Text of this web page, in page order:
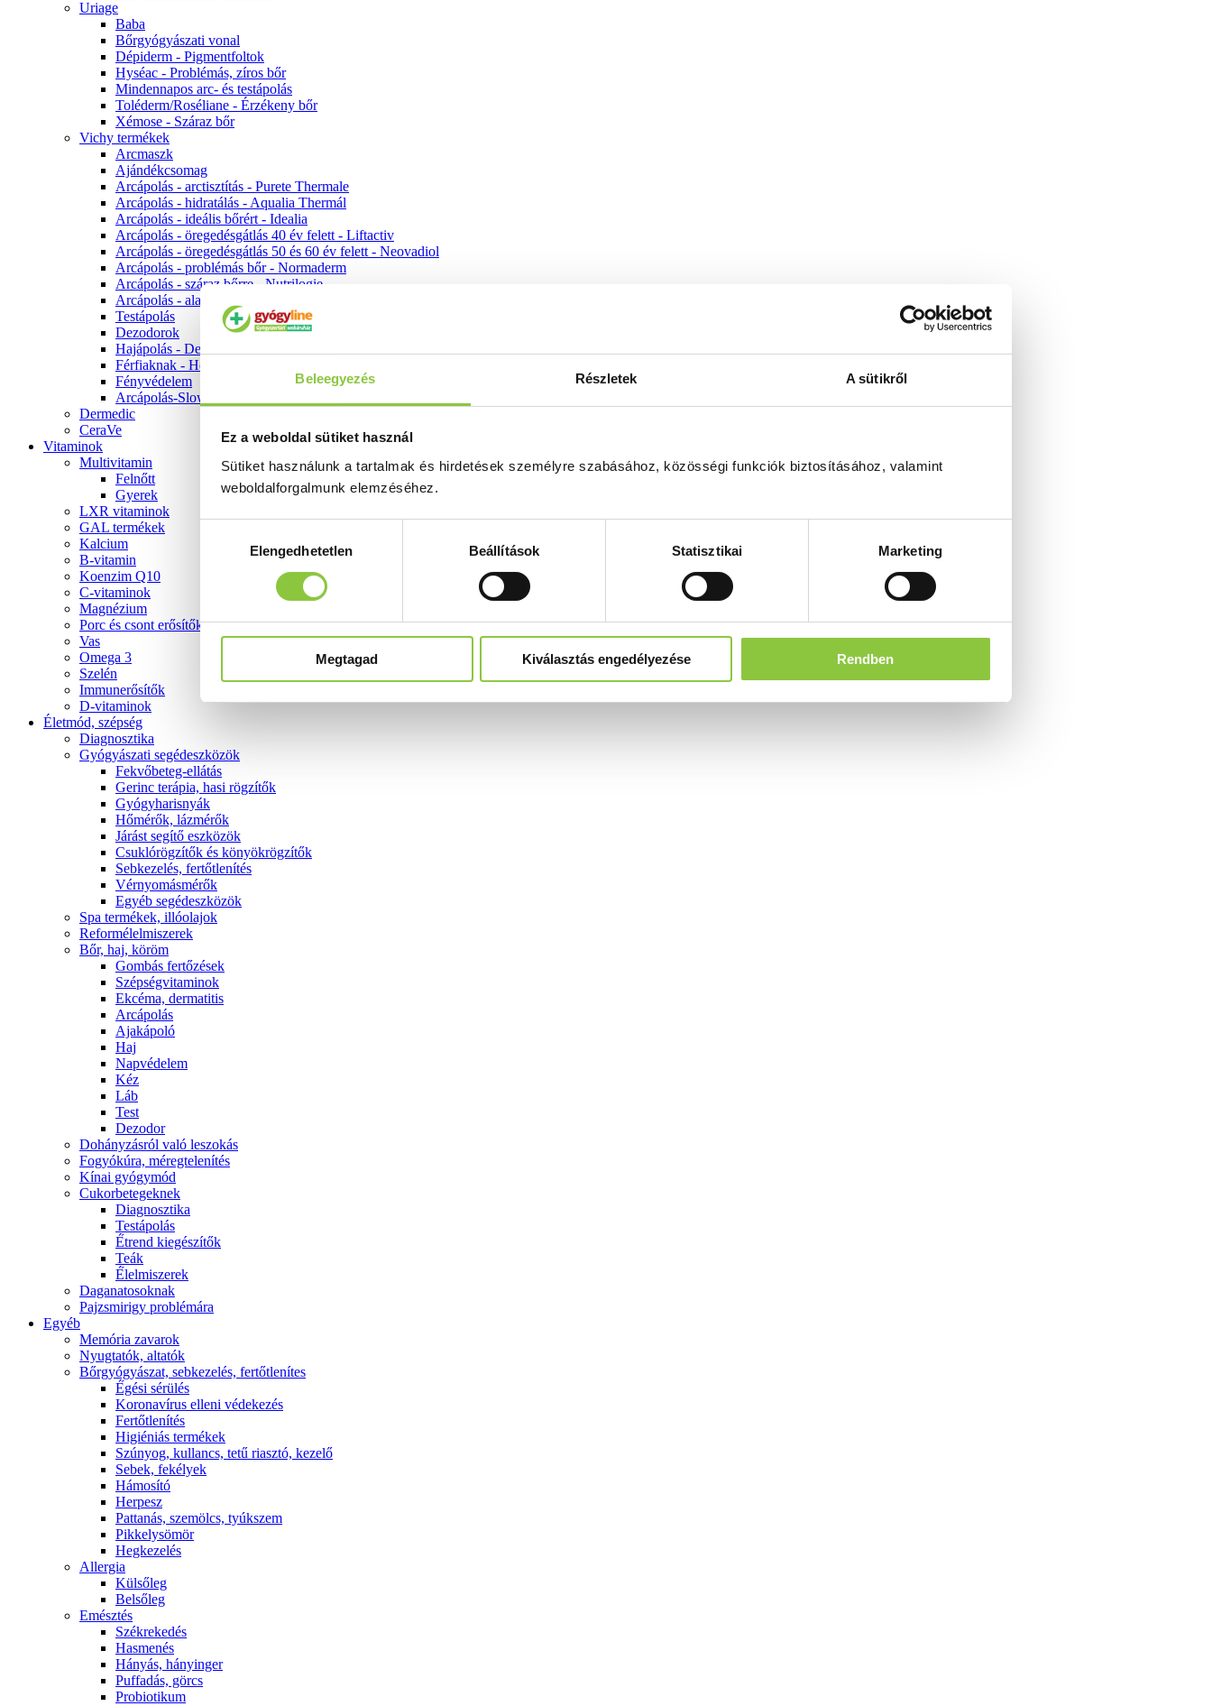
Beleegyezés Részletek A sütikről
Ez a weboldal sütiket használ
Sütiket használunk a tartalmak és hirdetések személyre szabásához, közösségi funkciók biztosításához, valamint
weboldalforgalmunk elemzéséhez.
kiválasztásaElengedhetetlen Beállítások Statisztikai Marketing
Megtagad Kiválasztás engedélyezése Rendben
Uriage
Baba
Bőrgyógyászati vonal
Dépiderm - Pigmentfoltok
Hyséac - Problémás, zíros bőr
Mindennapos arc- és testápolás
Toléderm/Roséliane - Érzékeny bőr
Xémose - Száraz bőr
Vichy termékek
Arcmaszk
Ajándékcsomag
Arcápolás - arctisztítás - Purete Thermale
Arcápolás - hidratálás - Aqualia Thermál
Arcápolás - ideális bőrért - Idealia
Arcápolás - öregedésgátlás 40 év felett - Liftactiv
Arcápolás - öregedésgátlás 50 és 60 év felett - Neovadiol
Arcápolás - problémás bőr - Normaderm
Arcápolás - száraz bőrre - Nutrilogie
Arcápolás - alapozók
Testápolás
Dezodorok
Hajápolás - Dercos
Férfiaknak - Homme
Fényvédelem
Arcápolás-Slow Age
Dermedic
CeraVe
Vitaminok
Multivitamin
Felnőtt
Gyerek
LXR vitaminok
GAL termékek
Kalcium
B-vitamin
Koenzim Q10
C-vitaminok
Magnézium
Porc és csont erősítők
Vas
Omega 3
Szelén
Immunerősítők
D-vitaminok
Életmód, szépség
Diagnosztika
Gyógyászati segédeszközök
Fekvőbeteg-ellátás
Gerinc terápia, hasi rögzítők
Gyógyharisnyák
Hőmérők, lázmérők
Járást segítő eszközök
Csuklórögzítők és könyökrögzítők
Sebkezelés, fertőtlenítés
Vérnyomásmérők
Egyéb segédeszközök
Spa termékek, illóolajok
Reformélelmiszerek
Bőr, haj, köröm
Gombás fertőzések
Szépségvitaminok
Ekcéma, dermatitis
Arcápolás
Ajakápoló
Haj
Napvédelem
Kéz
Láb
Test
Dezodor
Dohányzásról való leszokás
Fogyókúra, méregtelenítés
Kínai gyógymód
Cukorbetegeknek
Diagnosztika
Testápolás
É́trend kiegészítők
Teák
É́lelmiszerek
Daganatosoknak
Pajzsmirigy problémára
Egyéb
Memória zavarok
Nyugtatók, altatók
Bőrgyógyászat, sebkezelés, fertőtlenítes
É́gési sérülés
Koronavírus elleni védekezés
Fertőtlenítés
Higiéniás termékek
Szúnyog, kullancs, tetű riasztó, kezelő
Sebek, fekélyek
Hámosító
Herpesz
Pattanás, szemölcs, tyúkszem
Pikkelysömör
Hegkezelés
Allergia
Külsőleg
Belsőleg
Emésztés
Székrekedés
Hasmenés
Hányás, hányinger
Puffadás, görcs
Probiotikum